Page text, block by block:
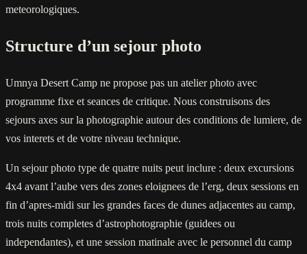
meteorologiques.
Structure d’un sejour photo
Umnya Desert Camp ne propose pas un atelier photo avec
programme fixe et seances de critique. Nous construisons des
sejours axes sur la photographie autour des conditions de lumiere, de
vos interets et de votre niveau technique.
Un sejour photo type de quatre nuits peut inclure : deux excursions
4x4 avant l’aube vers des zones eloignees de l’erg, deux sessions en
fin d’apres-midi sur les grandes faces de dunes adjacentes au camp,
trois nuits completes d’astrophotographie (guidees ou
independantes), et une session matinale avec le personnel du camp